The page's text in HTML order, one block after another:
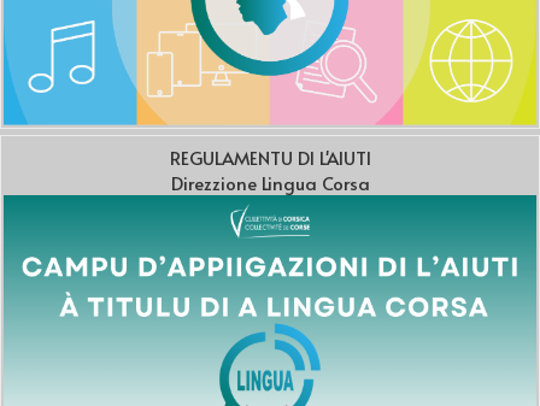
REGULAMENTU DI L'AIUTI
Direzzione Lingua Corsa